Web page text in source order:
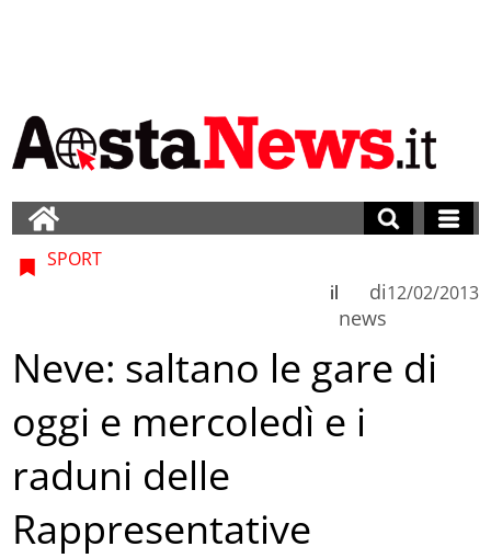
SPORT
di
news
il 12/02/2013
Neve: saltano le gare di
oggi e mercoledì e i
raduni delle
Rappresentative